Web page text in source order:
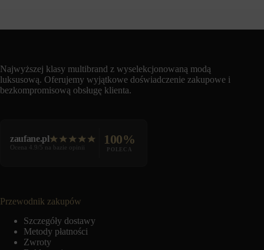
Najwyższej klasy multibrand z wyselekcjonowaną modą
luksusową. Oferujemy wyjątkowe doświadczenie zakupowe i
bezkompromisową obsługę klienta.
zaufane.pl
Ocena 4.9/5 na bazie opinii
100%
POLECA
Przewodnik zakupów
Szczegóły dostawy
Metody płatności
Zwroty